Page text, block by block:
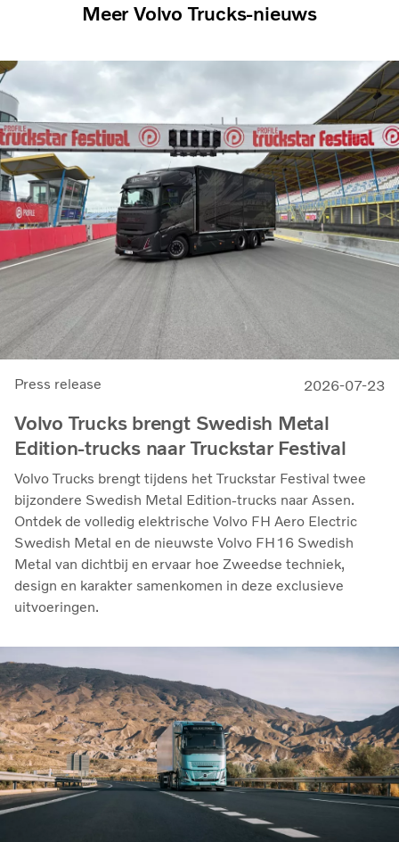
Meer Volvo Trucks-nieuws
Press release 2026-07-23
Volvo Trucks brengt Swedish Metal
Edition-trucks naar Truckstar Festival
Volvo Trucks brengt tijdens het Truckstar Festival twee
bijzondere Swedish Metal Edition-trucks naar Assen.
Ontdek de volledig elektrische Volvo FH Aero Electric
Swedish Metal en de nieuwste Volvo FH16 Swedish
Metal van dichtbij en ervaar hoe Zweedse techniek,
design en karakter samenkomen in deze exclusieve
uitvoeringen.